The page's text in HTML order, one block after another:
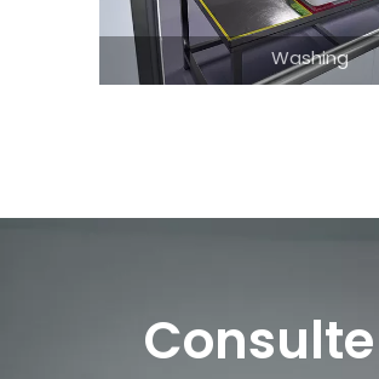
Washing